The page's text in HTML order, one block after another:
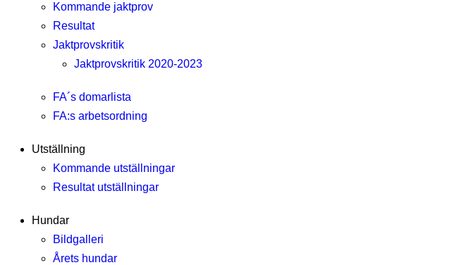
Kommande jaktprov
Resultat
Jaktprovskritik
Jaktprovskritik 2020-2023
FA´s domarlista
FA:s arbetsordning
Utställning
Kommande utställningar
Resultat utställningar
Hundar
Bildgalleri
Årets hundar